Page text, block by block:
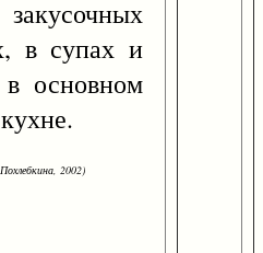
в супах и
основном
2002)